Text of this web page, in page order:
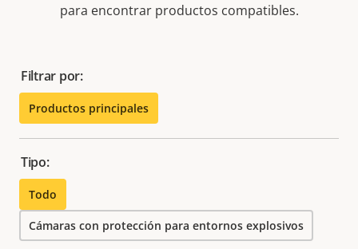
para encontrar productos compatibles.
Filtrar por:
Productos principales
Tipo:
Todo
Cámaras con protección para entornos explosivos